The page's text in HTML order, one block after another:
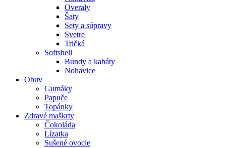
Overaly
Šaty
Sety a súpravy
Svetre
Tričká
Softshell
Bundy a kabáty
Nohavice
Obuv
Gumáky
Papuče
Topánky
Zdravé maškrty
Čokoláda
Lízatka
Sušené ovocie